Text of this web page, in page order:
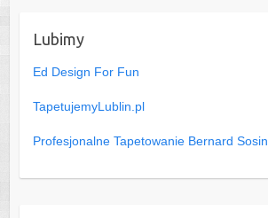
Lubimy
Ed Design For Fun
TapetujemyLublin.pl
Profesjonalne Tapetowanie Bernard Sosin